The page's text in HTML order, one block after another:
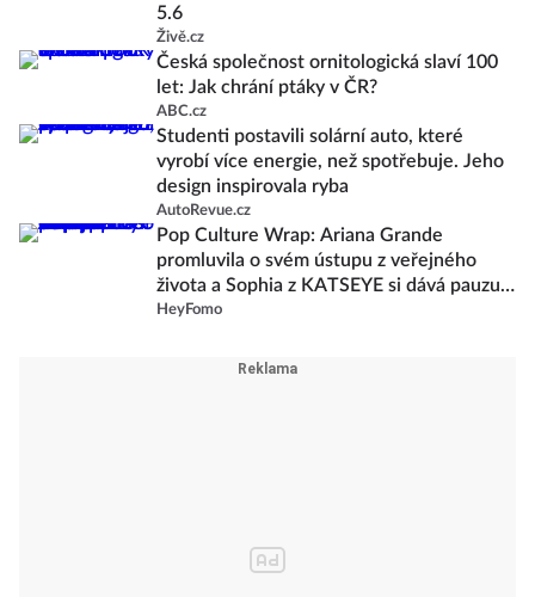
5.6
Živě.cz
Česká společnost ornitologická slaví 100
let: Jak chrání ptáky v ČR?
ABC.cz
Studenti postavili solární auto, které
vyrobí více energie, než spotřebuje. Jeho
design inspirovala ryba
AutoRevue.cz
Pop Culture Wrap: Ariana Grande
promluvila o svém ústupu z veřejného
života a Sophia z KATSEYE si dává pauzu
od skupiny
HeyFomo